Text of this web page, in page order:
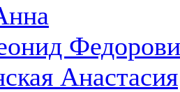
Анастасия